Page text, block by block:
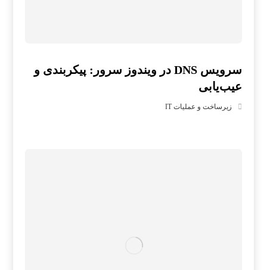
سرویس DNS در ویندوز سرور: پیکربندی و
عیب‌یابی
زیرساخت و عملیات IT